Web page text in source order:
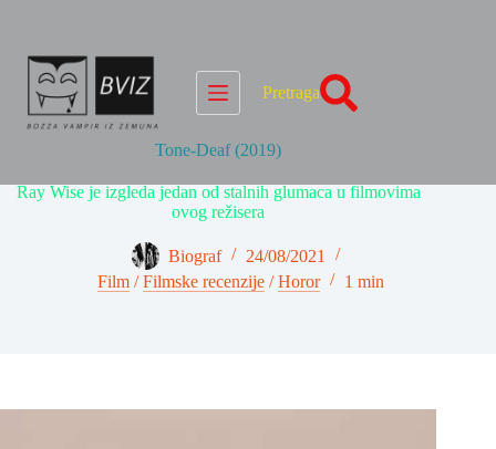
Pretraga
Tone-Deaf (2019)
Ray Wise je izgleda jedan od stalnih glumaca u filmovima
ovog režisera
Biograf
24/08/2021
Film/Filmske recenzije/Horor 1 min